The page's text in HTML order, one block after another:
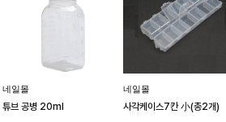
네일몰
튜브 공병 20ml
네일몰
사각케이스7칸 小(총2개)